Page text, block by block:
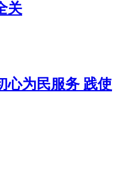
关
心为民服务 践使